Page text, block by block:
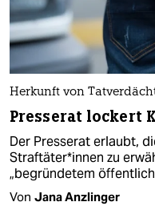
Herkunft von
Presserat lockert
Der Presserat erlaubt,
Straftäter*innen zu
„begründetem
Von Jana Anzlinger